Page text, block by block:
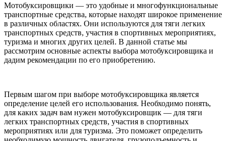
Мотобуксировщики — это удобные и многофункциональные
транспортные средства, которые находят широкое применение
в различных областях. Они используются для тяги легких
транспортных средств, участия в спортивных мероприятиях,
туризма и многих других целей. В данной статье мы
рассмотрим основные аспекты выбора мотобуксировщика и
дадим рекомендации по его приобретению.
Первым шагом при выборе мотобуксировщика является
определение целей его использования. Необходимо понять,
для каких задач вам нужен мотобуксировщик — для тяги
легких транспортных средств, участия в спортивных
мероприятиях или для туризма. Это поможет определить